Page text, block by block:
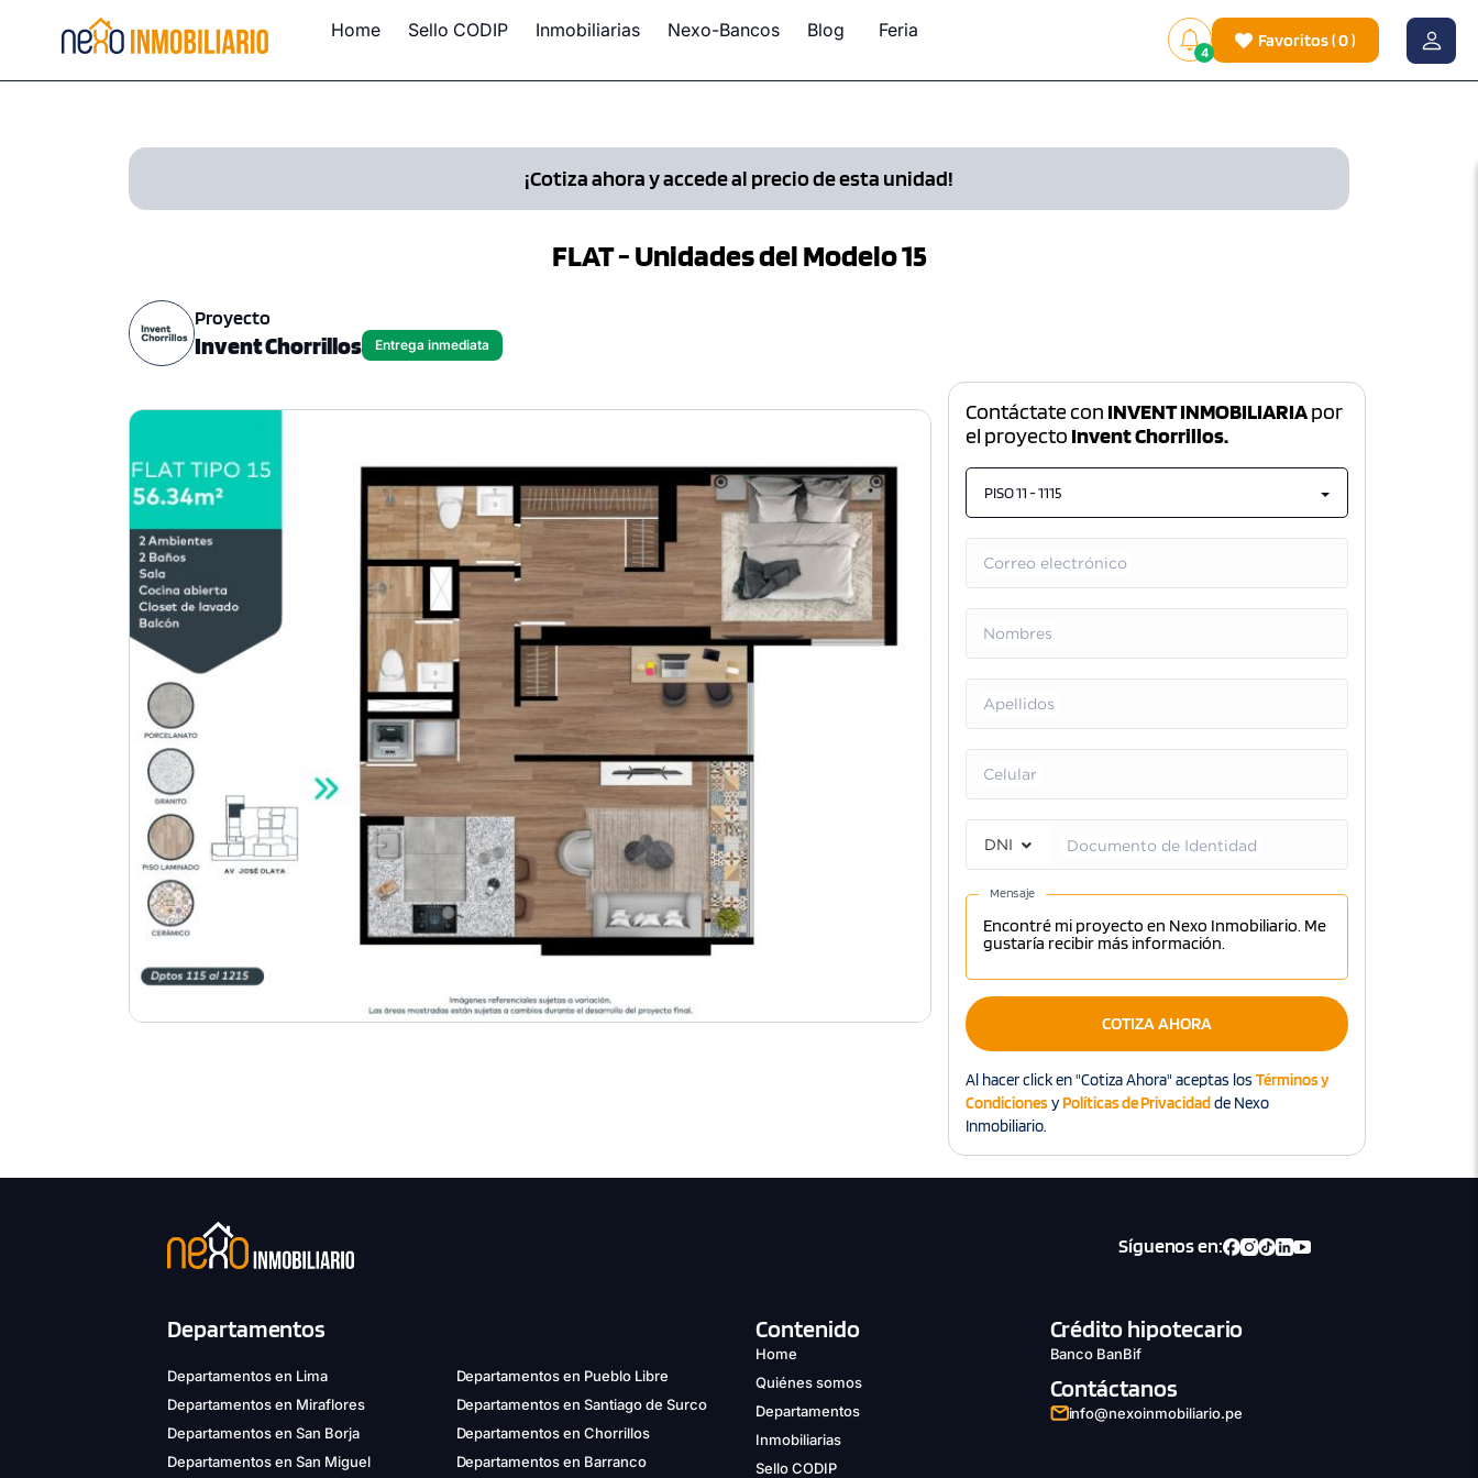
Home Sello CODIP Inmobiliarias Nexo-Bancos Blog Feria
4
Favoritos(0)
¡Cotiza ahora y accede al precio de esta unidad!
FLAT - Unidades del Modelo 15
Proyecto
Invent Chorrillos Entrega inmediata
Contáctate con INVENT INMOBILIARIApor
el proyecto Invent Chorrillos.
PISO 11 - 1115
Correo electrónico
Nombres
Apellidos
Celular
DNI Documento de Identidad
Mensaje
COTIZA AHORA
Al hacer click en "Cotiza Ahora" aceptas los Términos y
CondicionesyPolíticas de Privacidadde Nexo
Inmobiliario.
Síguenos en:
Departamentos
Departamentos en Lima
Departamentos en Miraflores
Departamentos en San Borja
Departamentos en San Miguel
Departamentos en Pueblo Libre
Departamentos en Santiago de Surco
Departamentos en Chorrillos
Departamentos en Barranco
Contenido
Home
Quiénes somos
Departamentos
Inmobiliarias
Sello CODIP
Crédito hipotecario
Banco BanBif
Contáctanos
info@nexoinmobiliario.pe